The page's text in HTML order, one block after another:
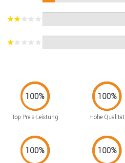
Top Preis-Leistung Hohe Qualität